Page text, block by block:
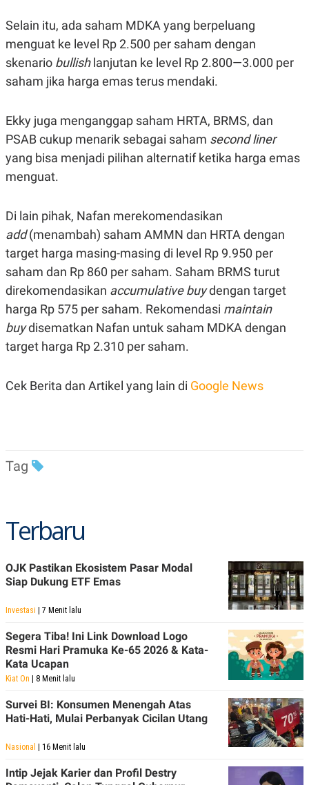
Selain itu, ada saham MDKA yang berpeluang
menguat ke level Rp 2.500 per saham dengan
skenario bullishlanjutan ke level Rp 2.800—3.000 per
saham jika harga emas terus mendaki.
Ekky juga menganggap saham HRTA, BRMS, dan
PSAB cukup menarik sebagai saham second liner
yang bisa menjadi pilihan alternatif ketika harga emas
menguat.
Di lain pihak, Nafan merekomendasikan
add(menambah) saham AMMN dan HRTA dengan
target harga masing-masing di level Rp 9.950 per
saham dan Rp 860 per saham. Saham BRMS turut
direkomendasikan accumulative buydengan target
harga Rp 575 per saham. Rekomendasi maintain
buydisematkan Nafan untuk saham MDKA dengan
target harga Rp 2.310 per saham.
Cek Berita dan Artikel yang lain di Google News
Tag
Terbaru
OJK Pastikan Ekosistem Pasar Modal
Siap Dukung ETF Emas
Investasi | 7 Menit lalu
Segera Tiba! Ini Link Download Logo
Resmi Hari Pramuka Ke-65 2026 & Kata-
Kata Ucapan
Kiat On | 8 Menit lalu
Survei BI: Konsumen Menengah Atas
Hati-Hati, Mulai Perbanyak Cicilan Utang
Nasional | 16 Menit lalu
Intip Jejak Karier dan Profil Destry